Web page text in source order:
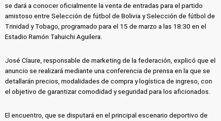
se dará a conocer oficialmente la venta de entradas para el partido
amistoso entre Selección de fútbol de Bolivia y Selección de fútbol de
Trinidad y Tobago, programado para el 15 de marzo a las 18:30 en el
Estadio Ramón Tahuichi Aguilera.
José Claure, responsable de marketing de la federación, explicó que el
anuncio se realizará mediante una conferencia de prensa en la que se
detallarán precios, modalidades de compra y logística de ingreso, con
el objetivo de garantizar comodidad y seguridad para los aficionados.
El encuentro, que se disputará en el principal escenario deportivo de